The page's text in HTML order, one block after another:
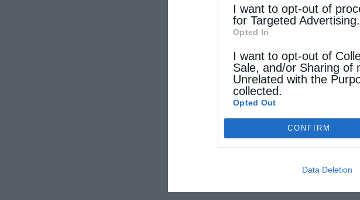
I want to opt-out of
for Targeted Advertising.
Opted In
I want to opt-out of
Sale, and/or Sharing of
Unrelated with the
collected.
Opted Out
CONFIRM
Data Deletion